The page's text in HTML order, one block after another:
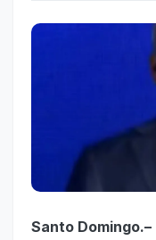
Santo Domingo.–